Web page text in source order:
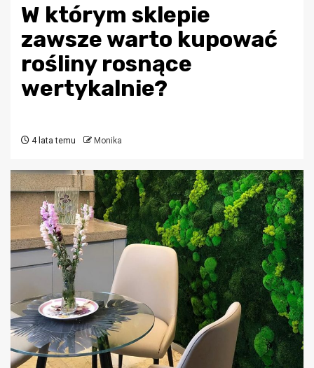
W którym sklepie
zawsze warto kupować
rośliny rosnące
wertykalnie?
4 lata temu Monika